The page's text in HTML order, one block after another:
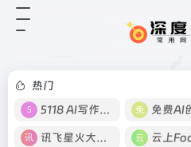
热门
5118 AI写作工具
免费AI
讯飞星火大模型
Grammar Check